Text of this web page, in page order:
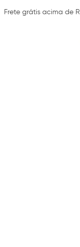
Frete grátis acima de